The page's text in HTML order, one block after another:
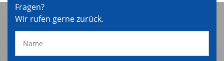
Fragen?
Wir rufen gerne zurück.